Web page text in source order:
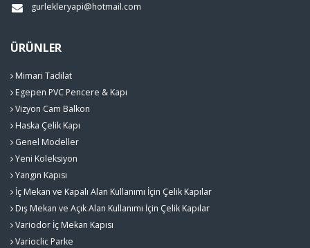
gurlekleryapi@hotmail.com
ÜRÜNLER
Mimari Tadilat
Egepen PVC Pencere & Kapı
Vizyon Cam Balkon
Haska Çelik Kapı
Genel Modeller
Yeni Koleksiyon
Yangın Kapısı
İç Mekan ve Kapalı Alan Kullanımı İçin Çelik Kapılar
Dış Mekan ve Açık Alan Kullanımı İçin Çelik Kapılar
Variodor İç Mekan Kapısı
Varioclic Parke